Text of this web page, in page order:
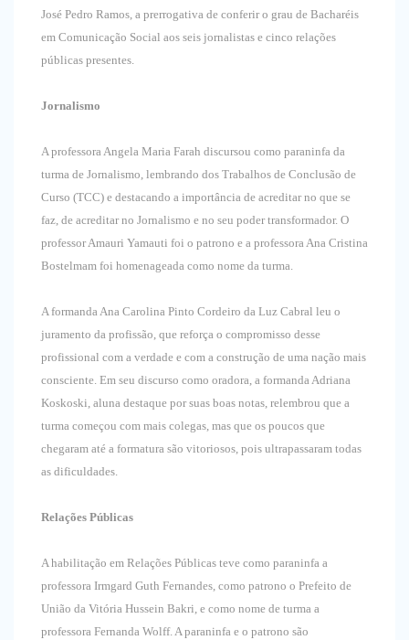
José Pedro Ramos, a prerrogativa de conferir o grau de Bacharéis
em Comunicação Social aos seis jornalistas e cinco relações
públicas presentes.
Jornalismo
A professora Angela Maria Farah discursou como paraninfa da
turma de Jornalismo, lembrando dos Trabalhos de Conclusão de
Curso (TCC) e destacando a importância de acreditar no que se
faz, de acreditar no Jornalismo e no seu poder transformador. O
professor Amauri Yamauti foi o patrono e a professora Ana Cristina
Bostelmam foi homenageada como nome da turma.
A formanda Ana Carolina Pinto Cordeiro da Luz Cabral leu o
juramento da profissão, que reforça o compromisso desse
profissional com a verdade e com a construção de uma nação mais
consciente. Em seu discurso como oradora, a formanda Adriana
Koskoski, aluna destaque por suas boas notas, relembrou que a
turma começou com mais colegas, mas que os poucos que
chegaram até a formatura são vitoriosos, pois ultrapassaram todas
as dificuldades.
Relações Públicas
A habilitação em Relações Públicas teve como paraninfa a
professora Irmgard Guth Fernandes, como patrono o Prefeito de
União da Vitória Hussein Bakri, e como nome de turma a
professora Fernanda Wolff. A paraninfa e o patrono são